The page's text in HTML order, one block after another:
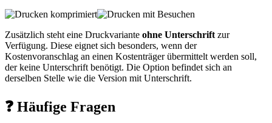
Zusätzlich steht eine Druckvariante ohne Unterschrift zur
Verfügung. Diese eignet sich besonders, wenn der
Kostenvoranschlag an einen Kostenträger übermittelt werden soll,
der keine Unterschrift benötigt. Die Option befindet sich an
derselben Stelle wie die Version mit Unterschrift.
❓ Häufige Fragen